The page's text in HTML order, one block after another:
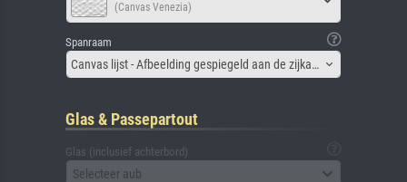
(Canvas Venezia)
Spanraam
Canvas lijst - Afbeelding gespiegeld aan de zijkant
Glas & Passepartout
Glas (inclusief achterbord)
Selecteer aub